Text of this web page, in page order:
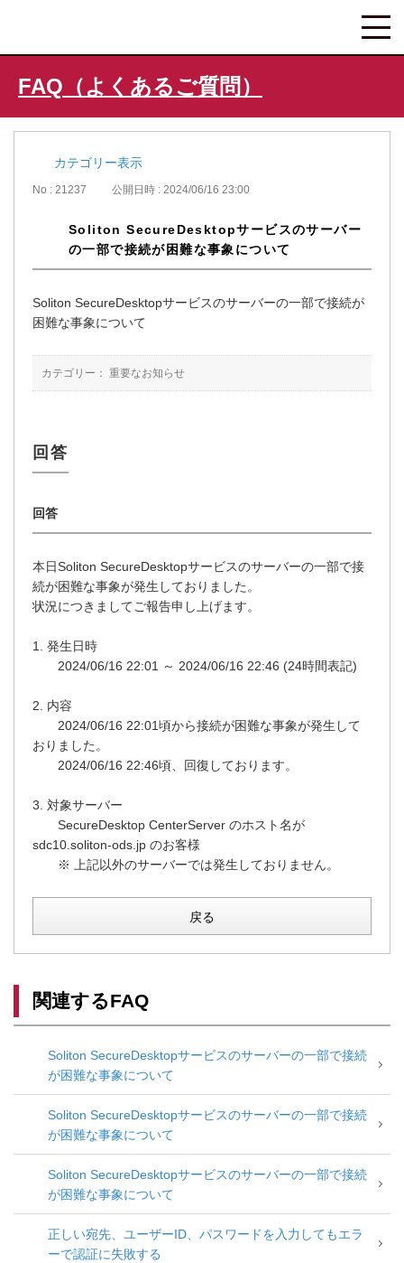
FAQ（よくあるご質問）
カテゴリー表示
No : 21237 公開日時 : 2024/06/16 23:00
Soliton SecureDesktopサービスのサーバー
の一部で接続が困難な事象について
Soliton SecureDesktopサービスのサーバーの一部で接続が
困難な事象について
カテゴリー： 重要なお知らせ
本日Soliton SecureDesktopサービスのサーバーの一部で接
続が困難な事象が発生しておりました。
状況につきましてご報告申し上げます。
1. 発生日時
2024/06/16 22:01 ～ 2024/06/16 22:46 (24時間表記)
2. 内容
2024/06/16 22:01頃から接続が困難な事象が発生して
おりました。
2024/06/16 22:46頃、回復しております。
3. 対象サーバー
SecureDesktop CenterServer のホスト名が
sdc10.soliton-ods.jp のお客様
※ 上記以外のサーバーでは発生しておりません。
戻る
関連するFAQ
Soliton SecureDesktopサービスのサーバーの一部で接続
が困難な事象について
Soliton SecureDesktopサービスのサーバーの一部で接続
が困難な事象について
Soliton SecureDesktopサービスのサーバーの一部で接続
が困難な事象について
正しい宛先、ユーザーID、パスワードを入力してもエラ
ーで認証に失敗する